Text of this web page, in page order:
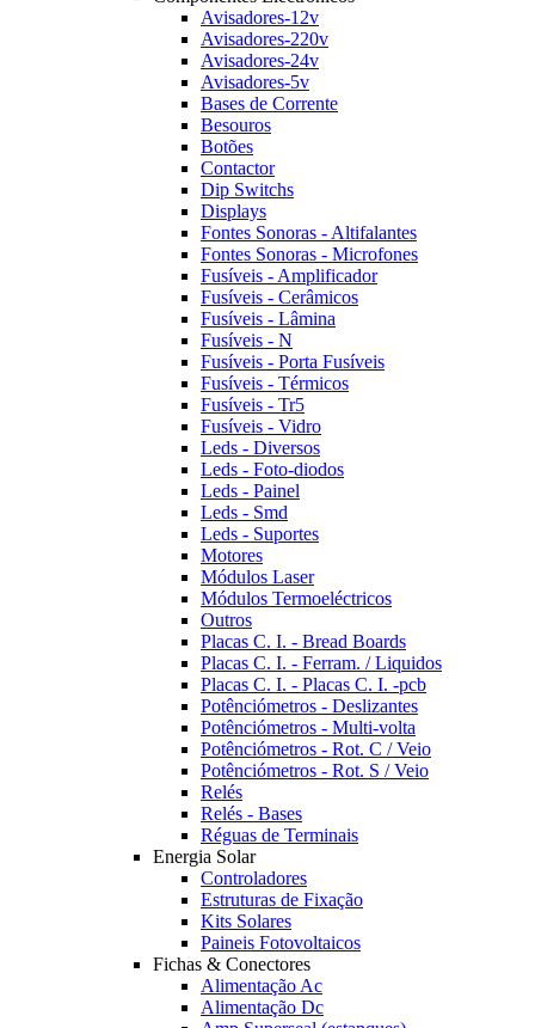
Avisadores-12v
Avisadores-220v
Avisadores-24v
Avisadores-5v
Bases de Corrente
Besouros
Botões
Contactor
Dip Switchs
Displays
Fontes Sonoras - Altifalantes
Fontes Sonoras - Microfones
Fusíveis - Amplificador
Fusíveis - Cerâmicos
Fusíveis - Lâmina
Fusíveis - N
Fusíveis - Porta Fusíveis
Fusíveis - Térmicos
Fusíveis - Tr5
Fusíveis - Vidro
Leds - Diversos
Leds - Foto-diodos
Leds - Painel
Leds - Smd
Leds - Suportes
Motores
Módulos Laser
Módulos Termoeléctricos
Outros
Placas C. I. - Bread Boards
Placas C. I. - Ferram. / Liquidos
Placas C. I. - Placas C. I. -pcb
Potênciómetros - Deslizantes
Potênciómetros - Multi-volta
Potênciómetros - Rot. C / Veio
Potênciómetros - Rot. S / Veio
Relés
Relés - Bases
Réguas de Terminais
Energia Solar
Controladores
Estruturas de Fixação
Kits Solares
Paineis Fotovoltaicos
Fichas & Conectores
Alimentação Ac
Alimentação Dc